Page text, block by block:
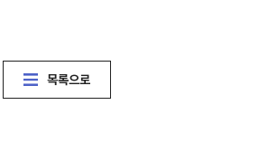
목록으로